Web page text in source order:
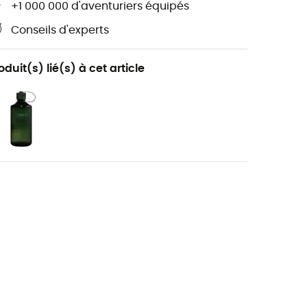
+1 000 000 d'aventuriers équipés
Conseils d'experts
lié(s) à cet article